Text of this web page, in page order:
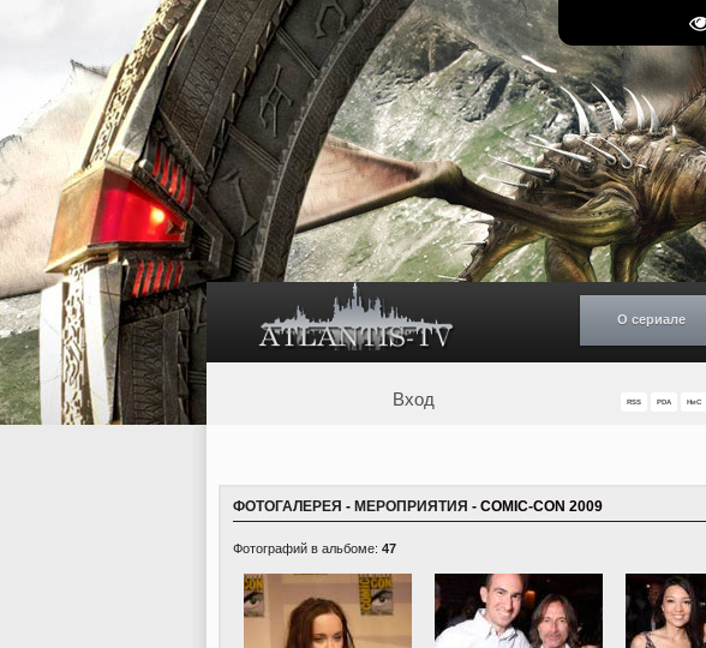
О сериале
Вход RSS PDA НиС
ФОТОГАЛЕРЕЯ - МЕРОПРИЯТИЯ - COMIC-CON 2009
Фотографий в альбоме: 47